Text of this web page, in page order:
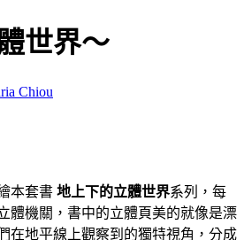
世界～
Chiou
本套書 地上下的立體世界系列，每
體機關， 書中的立體頁美的就像是漂
在地平線上觀察到的獨特視角，分成